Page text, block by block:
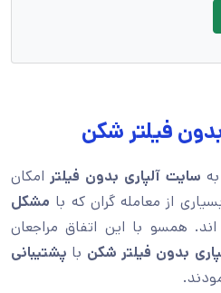
فیلتر شکن
سایت آلپاری بدون فیلتر امکان
از معامله گران که با مشکل
همسو با این اتفاق مراجعان
بدون فیلتر شکن با پشتیبانی